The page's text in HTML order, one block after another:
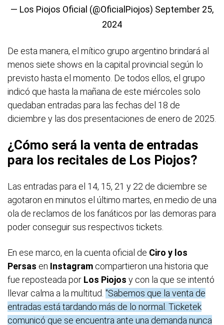
— Los Piojos Oficial (@OficialPiojos) September 25,
2024
De esta manera, el mítico grupo argentino brindará al
menos siete shows en la capital provincial según lo
previsto hasta el momento. De todos ellos, el grupo
indicó que hasta la mañana de este miércoles solo
quedaban entradas para las fechas del 18 de
diciembre y las dos presentaciones de enero de 2025.
¿Cómo será la venta de entradas
para los recitales de Los Piojos?
Las entradas para el 14, 15, 21 y 22 de diciembre se
agotaron en minutos el último martes, en medio de una
ola de reclamos de los fanáticos por las demoras para
poder conseguir sus respectivos tickets.
En ese marco, en la cuenta oficial de Ciro y los
Persas en Instagram compartieron una historia que
fue reposteada por Los Piojos y con la que se intentó
llevar calma a la multitud. "Sabemos que la venta de
entradas está tardando más de lo normal. Ticketek
comunicó que se encuentra ante una demanda nunca